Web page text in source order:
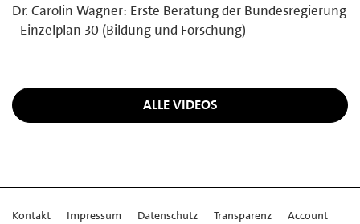
Dr. Carolin Wagner: Erste Beratung der Bundesregierung
- Einzelplan 30 (Bildung und Forschung)
ALLE VIDEOS
Kontakt Impressum Datenschutz Transparenz Account